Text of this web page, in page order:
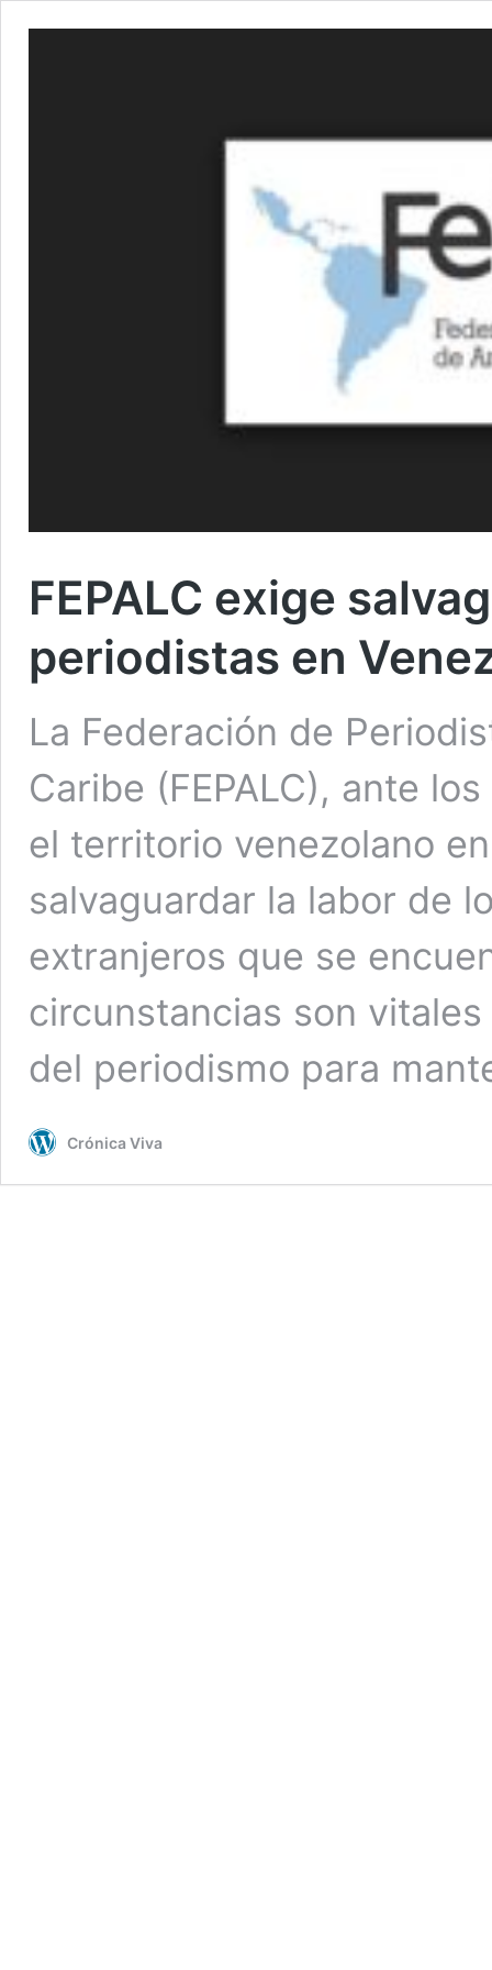
FEPALC exige
periodistas en
La Federación de
Caribe (FEPALC), ante
el territorio venezolano
salvaguardar la labor de
extranjeros que se
circunstancias son
del periodismo para
Crónica Viva